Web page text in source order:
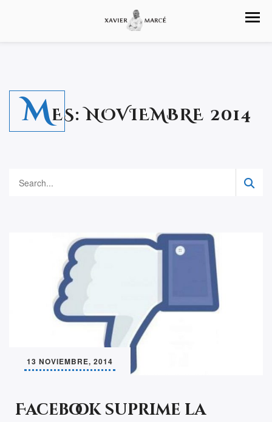
MES:NOVIEMBRE 2014
13 NOVIEMBRE, 2014
Facebook suprime la